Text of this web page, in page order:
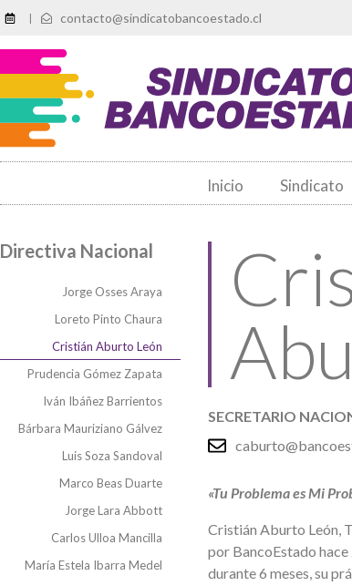
| contacto@sindicatobancoestado.cl
Inicio Sindicato
Directiva Nacional
Jorge Osses Araya
Loreto Pinto Chaura
Cristián Aburto León
Prudencia Gómez Zapata
Iván Ibáñez Barrientos
Bárbara Mauriziano Gálvez
Luis Soza Sandoval
Marco Beas Duarte
Jorge Lara Abbott
Carlos Ulloa Mancilla
María Estela Ibarra Medel
SECRETARIO
«Tu Problema es Mi
Cristián Aburto León,
por BancoEstado
durante 6 meses, su